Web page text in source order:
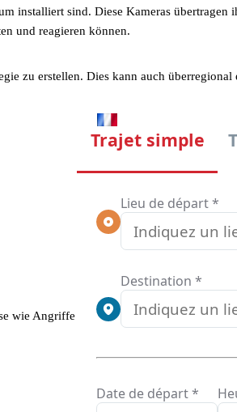
installiert sind. Diese Kameras übertragen
und reagieren können.
zu erstellen. Dies kann auch überregional
wie Angriffe oder Unfälle zu konzentrieren.